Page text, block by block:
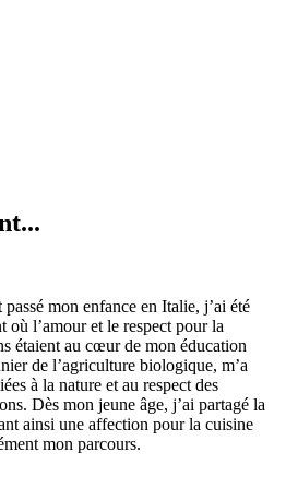
mon enfance en Italie, j’ai été
où l’amour et le respect pour la
étaient au cœur de mon éducation
de l’agriculture biologique, m’a
à la nature et au respect des
Dès mon jeune âge, j’ai partagé la
ainsi une affection pour la cuisine
mon parcours.